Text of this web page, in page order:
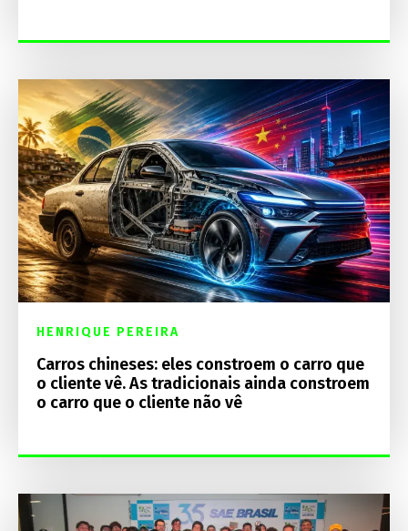
HENRIQUE PEREIRA
Carros chineses: eles constroem o carro que
o cliente vê. As tradicionais ainda constroem
o carro que o cliente não vê